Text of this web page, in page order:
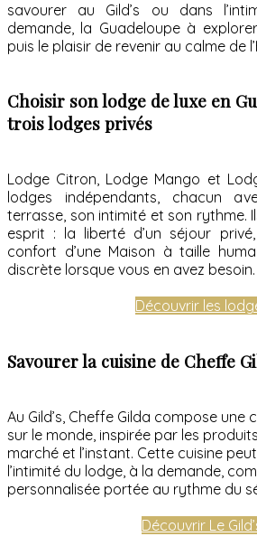
savourer au Gild’s ou dans
demande, la Guadeloupe à
puis le plaisir de revenir au calme de
Choisir son lodge de luxe en
trois lodges privés
Lodge Citron, Lodge Mango et
lodges indépendants, chacun
terrasse, son intimité et son rythme.
esprit : la liberté d’un séjour
confort d’une Maison à taille
discrète lorsque vous en avez besoin.
Découvrir les
Savourer la cuisine de Cheffe
Au Gild’s, Cheffe Gilda compose une
sur le monde, inspirée par les
marché et l’instant. Cette cuisine
l’intimité du lodge, à la demande,
personnalisée portée au rythme du
Découvrir Le